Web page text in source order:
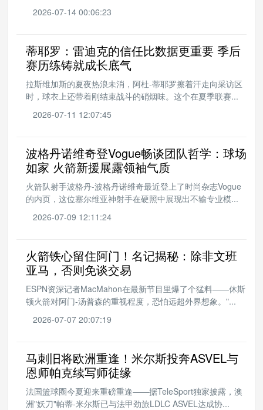
2026-07-14 00:06:23
蒂耶罗：雷迪克的信任比数据更重要 季后
赛历练铸就成长底气
拉斯维加斯的夏夜热浪未消，阿杜-蒂耶罗擦着汗走向采访区
时，球衣上还带着刚结束战斗的硝烟味。这个在夏季联赛...
2026-07-11 12:07:45
波格丹诺维奇登Vogue畅谈团队哲学：球场
如家 火箭新援展露领袖气质
火箭队射手波格丹-波格丹诺维奇最近登上了时尚杂志Vogue
的内页，这位塞尔维亚神射手在硬照中展现出不输专业模...
2026-07-09 12:11:24
火箭铁心留住阿门！名记揭秘：除非文班
亚马，否则免谈交易
ESPN资深记者MacMahon在最新节目里爆了个猛料——休斯
顿火箭对阿门-汤普森的重视程度，恐怕远超外界想象。"...
2026-07-07 20:07:19
马刺旧将欧洲重逢！米尔斯投奔ASVEL与
恩师帕克续写师徒缘
法国篮球圈今夏迎来重磅重逢——据TeleSport独家披露，澳
洲"妖刀"帕蒂-米尔斯已与法甲劲旅LDLC ASVEL达成协...